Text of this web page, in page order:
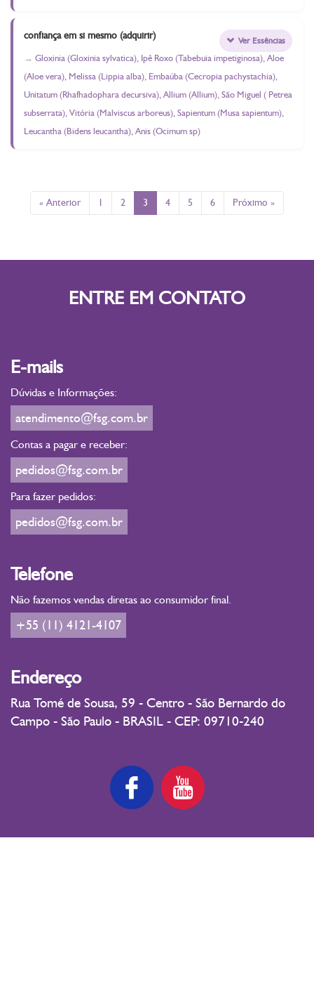
confiança em si mesmo (adquirir)
Gloxinia (Gloxinia sylvatica), Ipê Roxo (Tabebuia impetiginosa), Aloe
(Aloe vera), Melissa (Lippia alba), Embaúba (Cecropia pachystachia),
Unitatum (Rhafhadophara decursiva), Allium (Allium), São Miguel ( Petrea
subserrata), Vitória (Malviscus arboreus), Sapientum (Musa sapientum),
Leucantha (Bidens leucantha), Anis (Ocimum sp)
Ver Essências
« Anterior 1 2 3 4 5 6 Próximo »
ENTRE EM CONTATO
E-mails
Dúvidas e Informações:
atendimento@fsg.com.br
Contas a pagar e receber:
pedidos@fsg.com.br
Para fazer pedidos:
pedidos@fsg.com.br
Telefone
Não fazemos vendas diretas ao consumidor final.
+55 (11) 4121-4107
Endereço
Rua Tomé de Sousa, 59 - Centro - São Bernardo do
Campo - São Paulo - BRASIL - CEP: 09710-240